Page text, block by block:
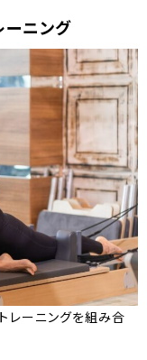
ーニング
レーニングを組み合